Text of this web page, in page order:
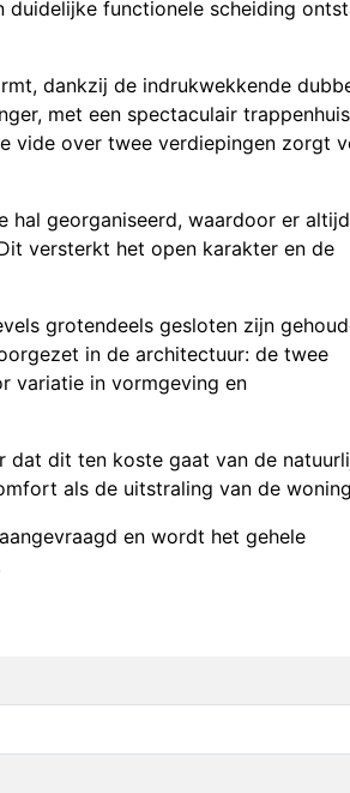
duidelijke functionele scheiding
dankzij de indrukwekkende
met een spectaculair trappenhuis
vide over twee verdiepingen zorgt
hal georganiseerd, waardoor er altijd
versterkt het open karakter en de
grotendeels gesloten zijn
in de architectuur: de twee
variatie in vormgeving en
dat dit ten koste gaat van de
als de uitstraling van de
en wordt het gehele